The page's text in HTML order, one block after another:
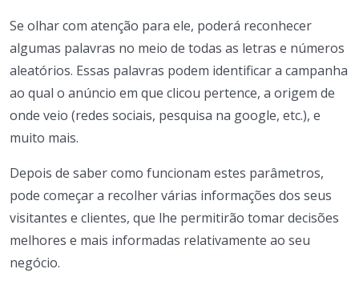
Se olhar com atenção para ele, poderá reconhecer
algumas palavras no meio de todas as letras e números
aleatórios. Essas palavras podem identificar a campanha
ao qual o anúncio em que clicou pertence, a origem de
onde veio (redes sociais, pesquisa na google, etc.), e
muito mais.
Depois de saber como funcionam estes parâmetros,
pode começar a recolher várias informações dos seus
visitantes e clientes, que lhe permitirão tomar decisões
melhores e mais informadas relativamente ao seu
negócio.